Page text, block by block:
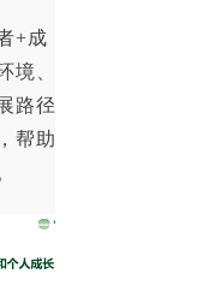
+成
境、可
路径、
帮助企